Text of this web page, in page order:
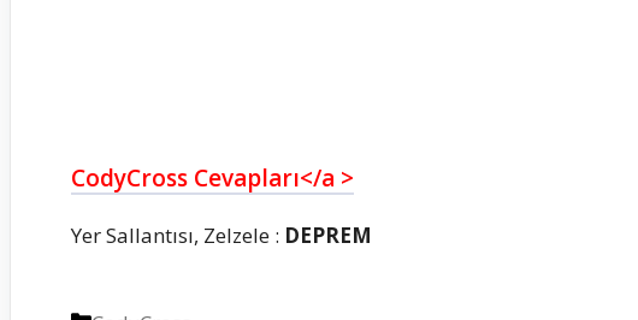
CodyCross Cevapları</a >
Yer Sallantısı, Zelzele : DEPREM